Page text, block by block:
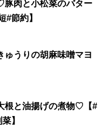
肉と小松菜のバター
節約】
ゅうりの胡麻味噌マヨ
と油揚げの煮物♡【#
】